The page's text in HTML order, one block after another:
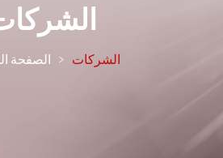
الصفحة الشركات